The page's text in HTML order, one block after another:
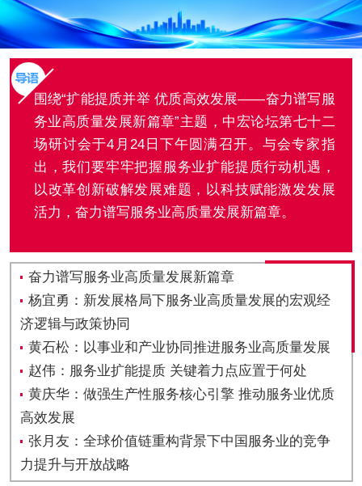
围绕“扩能提质并举 优质高效发展——奋力谱写服
务业高质量发展新篇章”主题，中宏论坛第七十二
场研讨会于4月24日下午圆满召开。与会专家指
出，我们要牢牢把握服务业扩能提质行动机遇，
以改革创新破解发展难题，以科技赋能激发发展
活力，奋力谱写服务业高质量发展新篇章。
奋力谱写服务业高质量发展新篇章
杨宜勇：新发展格局下服务业高质量发展的宏观经
济逻辑与政策协同
黄石松：以事业和产业协同推进服务业高质量发展
赵伟：服务业扩能提质 关键着力点应置于何处
黄庆华：做强生产性服务核心引擎 推动服务业优质
高效发展
张月友：全球价值链重构背景下中国服务业的竞争
力提升与开放战略